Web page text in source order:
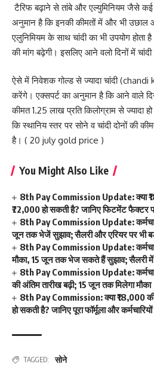
टैरिफ बढ़ाने से तांबे और एल्युमिनियम जैसे
अनुमान है कि इनकी कीमतों में और भी उछाल
एलुनिमियम के साथ चांदी का भी उपयोग
की मांग बढ़ेगी। इसलिए आने वलो दिनों में
ऐसे में निवेशक गोल्ड से ज्यादा चांदी
करेंगे। एक्सपर्ट का अनुमान है कि आने वाले
कीमत 1.25 लाख प्रति किलोग्राम से ज्यादा
कि स्थानिय स्तर पर सोने व चांदी दोनों की
है। ( 20 july gold price )
You Might Also Like
8th Pay Commission Update: क्या
₹72,000 हो सकती है? जानिए फिटमेंट फैक्टर
8th Pay Commission Update:
जून तक भेजें सुझाव; सैलरी और एरियर पर भी
8th Pay Commission Update:
मौका, 15 जून तक भेज सकते हैं सुझाव; सैलरी में
8th Pay Commission Update:
की अंतिम तारीख बढ़ी; 15 जून तक मिलेगा मौका
8th Pay Commission: क्या ₹18,000
हो सकती है? जानिए पूरा फॉर्मूला और
TAGGED: सोने